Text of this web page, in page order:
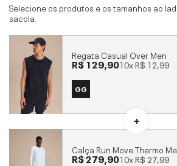
Selecione os produtos e os tamanhos ao
sacola.
Regata Casual Over Men
R$ 129,9010xR$ 12,99
GG
Calça Run Move Thermo
R$ 279,9010xR$ 27,99